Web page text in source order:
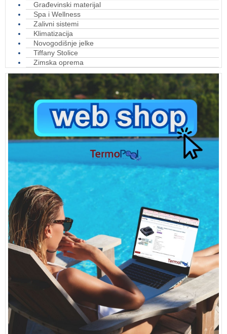
Građevinski materijal
Spa i Wellness
Zalivni sistemi
Klimatizacija
Novogodišnje jelke
Tiffany Stolice
Zimska oprema